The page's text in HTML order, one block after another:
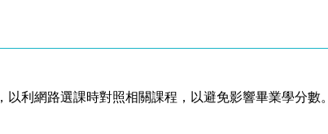
，以利網路選課時對照相關課程，以避免影響畢業學分數